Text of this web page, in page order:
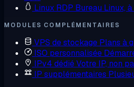
Linux RDP Bureau Linux,
MODULES COMPLÉMENTAIRES
VPS de stockage Plans à
ISO personnalisée
IPv4 dédiéVotre IP, non
IP supplémentaires